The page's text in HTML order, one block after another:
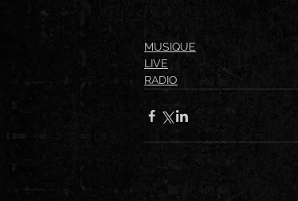
MUSIQUE
LIVE
RADIO